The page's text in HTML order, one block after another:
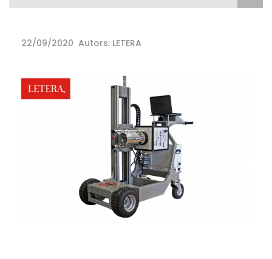
22/09/2020 Autors: LETERA